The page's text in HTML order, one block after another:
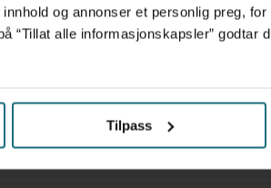
og annonser et personlig preg,
“Tillat alle informasjonskapsler” godtar
Tilpass